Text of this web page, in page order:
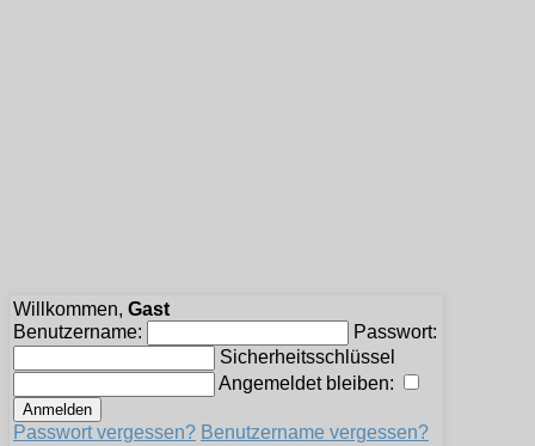
Willkommen, Gast
Benutzername:
Passwort:
Sicherheitsschlüssel
Angemeldet bleiben:
Passwort vergessen? Benutzername vergessen?